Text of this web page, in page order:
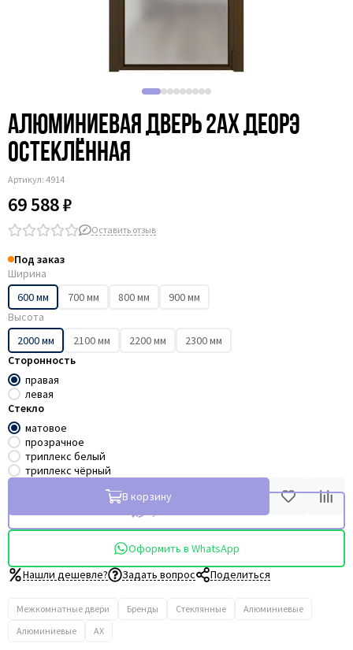
Алюминиевая дверь 2AХ деорэ
остеклённая
Артикул: 4914
69 588 ₽
Оставить отзыв
Под заказ
Ширина
600 мм
700 мм 800 мм
900 мм
Высота
2000 мм
2100 мм 2200 мм
2300 мм
Сторонность
правая
левая
Стекло
матовое
прозрачное
триплекс белый
триплекс чёрный
В корзину
Оформить в WhatsApp
Нашли дешевле?
Задать вопрос Поделиться
Межкомнатные двери Бренды Стеклянные
Алюминиевые
Алюминиевые
AX